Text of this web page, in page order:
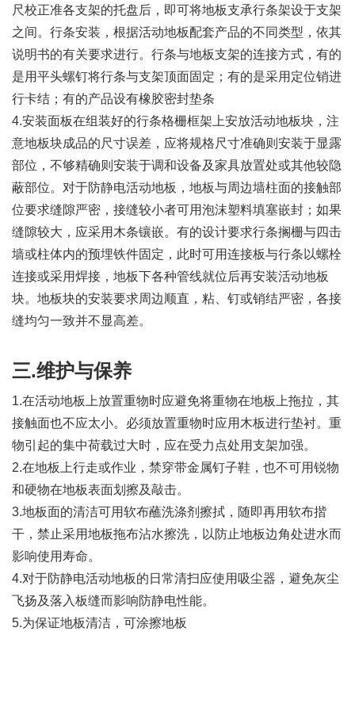
尺校正准各支架的托盘后，即可将地板支承行条架设于支架
之间。行条安装，根据活动地板配套产品的不同类型，依其
说明书的有关要求进行。行条与地板支架的连接方式，有的
是用平头螺钉将行条与支架顶面固定；有的是采用定位销进
行卡结；有的产品设有橡胶密封垫条
4.安装面板在组装好的行条格栅框架上安放活动地板块，注
意地板块成品的尺寸误差，应将规格尺寸准确则安装于显露
部位，不够精确则安装于调和设备及家具放置处或其他较隐
蔽部位。对于防静电活动地板，地板与周边墙柱面的接触部
位要求缝隙严密，接缝较小者可用泡沫塑料填塞嵌封；如果
缝隙较大，应采用木条镶嵌。有的设计要求行条搁栅与四击
墙或柱体内的预埋铁件固定，此时可用连接板与行条以螺栓
连接或采用焊接，地板下各种管线就位后再安装活动地板
块。地板块的安装要求周边顺直，粘、钉或销结严密，各接
缝均匀一致并不显高差。
三.维护与保养
1.在活动地板上放置重物时应避免将重物在地板上拖拉，其
接触面也不应太小。必须放置重物时应用木板进行垫衬。重
物引起的集中荷载过大时，应在受力点处用支架加强。
2.在地板上行走或作业，禁穿带金属钉子鞋，也不可用锐物
和硬物在地板表面划擦及敲击。
3.地板面的清洁可用软布蘸洗涤剂擦拭，随即再用软布揩
干，禁止采用地板拖布沾水擦洗，以防止地板边角处进水而
影响使用寿命。
4.对于防静电活动地板的日常清扫应使用吸尘器，避免灰尘
飞扬及落入板缝而影响防静电性能。
5.为保证地板清洁，可涂擦地板